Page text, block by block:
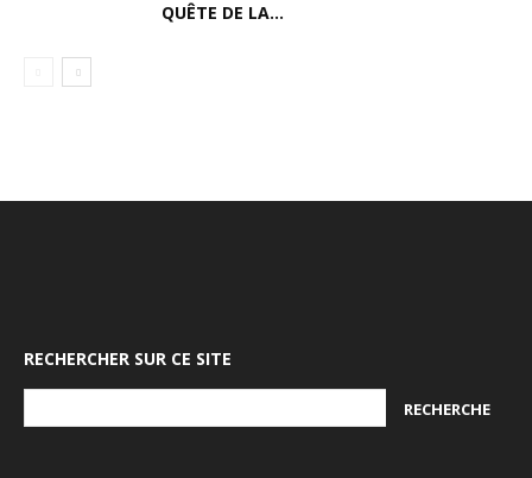
QUÊTE DE LA...
RECHERCHER SUR CE SITE